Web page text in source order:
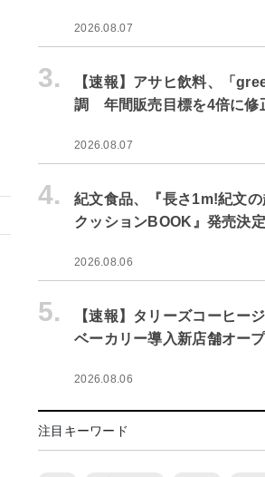
2026.08.07
3.
【速報】アサヒ飲料、「
調 年間販売目標を4倍に修
2026.08.07
4.
紀文食品、『長さ1m!紀文
クッションBOOK』発売決定
2026.08.06
5.
【速報】タリーズコーヒー
ベーカリー導入新店舗オー
2026.08.06
注目キーワード